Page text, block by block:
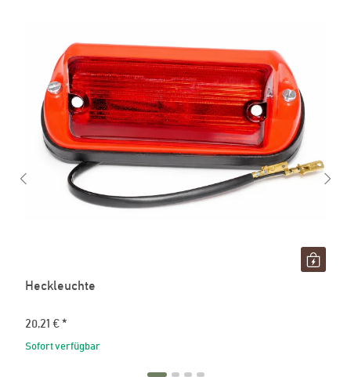
Heckleuchte
20,21 € *
Sofort verfügbar